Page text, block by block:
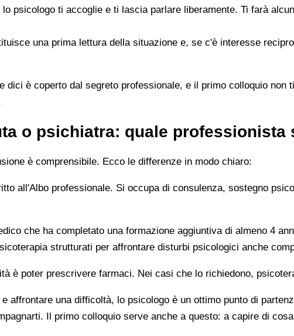
psicologo ti accoglie e ti lascia parlare liberamente. Ti farà
una prima lettura della situazione e, se c'è interesse
dici è coperto dal segreto professionale, e il primo colloquio non
o psichiatra: quale professionista
è comprensibile. Ecco le differenze in modo chiaro:
all'Albo professionale. Si occupa di consulenza, sostegno
che ha completato una formazione aggiuntiva di almeno 4
strutturati per affrontare disturbi psicologici anche
è poter prescrivere farmaci. Nei casi che lo richiedono,
affrontare una difficoltà, lo psicologo è un ottimo punto di
Il primo colloquio serve anche a questo: a capire di